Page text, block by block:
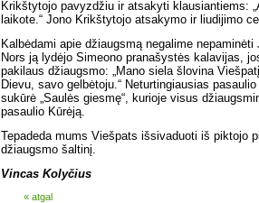
Krikštytojo pavyzdžiu ir atsakyti klausiantiems:
laikote.“ Jono Krikštytojo atsakymo ir liudijimo
Kalbėdami apie džiaugsmą negalime
Nors ją lydėjo Simeono pranašystės kalavijas,
pakilaus džiaugsmo: „Mano siela šlovina
Dievu, savo gelbėtoju.“ Neturtingiausias
sukūrė „Saulės giesmę“, kurioje visus
pasaulio Kūrėją.
Tepadeda mums Viešpats išsivaduoti iš piktojo
džiaugsmo šaltinį.
Vincas Kolyčius
« atgal